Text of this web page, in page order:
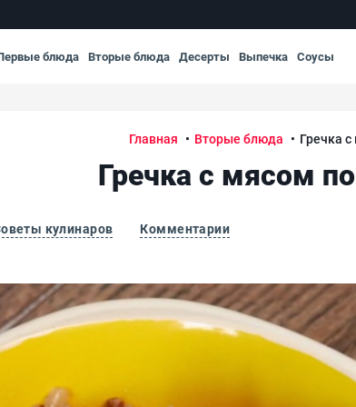
блюда Вторые блюда Десерты Выпечка Соусы
Главная Вторые блюда Гречка
Гречка с мясом
кулинаров Комментарии